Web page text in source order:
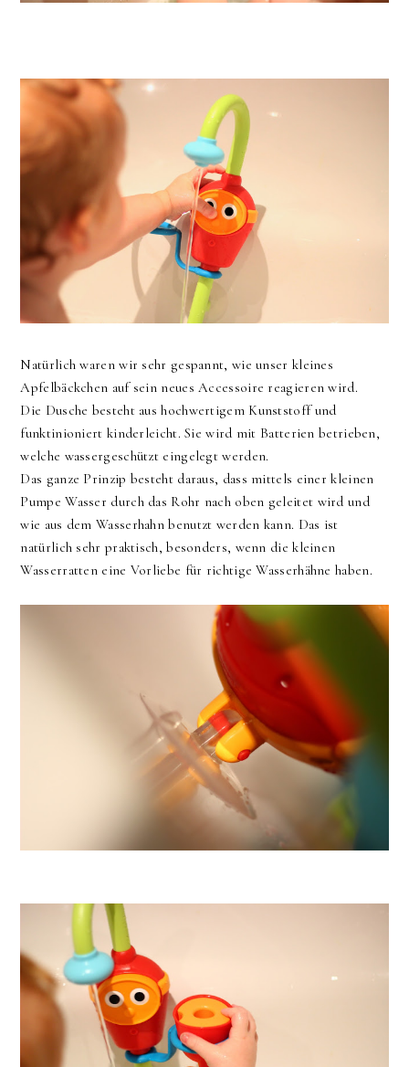
Natürlich waren wir sehr gespannt, wie unser kleines
Apfelbäckchen auf sein neues Accessoire reagieren wird.
Die Dusche besteht aus hochwertigem Kunststoff und
funktinioniert kinderleicht. Sie wird mit Batterien betrieben,
welche wassergeschützt eingelegt werden.
Das ganze Prinzip besteht daraus, dass mittels einer kleinen
Pumpe Wasser durch das Rohr nach oben geleitet wird und
wie aus dem Wasserhahn benutzt werden kann. Das ist
natürlich sehr praktisch, besonders, wenn die kleinen
Wasserratten eine Vorliebe für richtige Wasserhähne haben.